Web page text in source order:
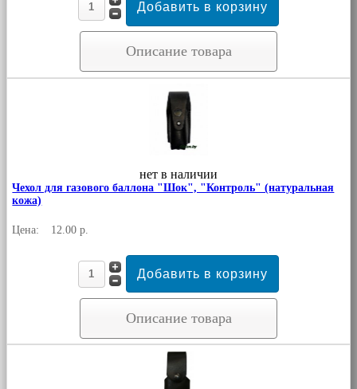
Описание товара
нет в наличии
Чехол для газового баллона "Шок", "Контроль" (натуральная
кожа)
Цена: 12.00 р.
Описание товара